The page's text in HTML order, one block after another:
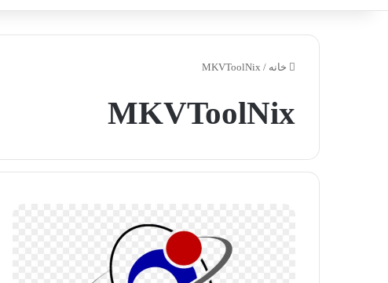
خانه /
MKVToolNix
MKVToolNix